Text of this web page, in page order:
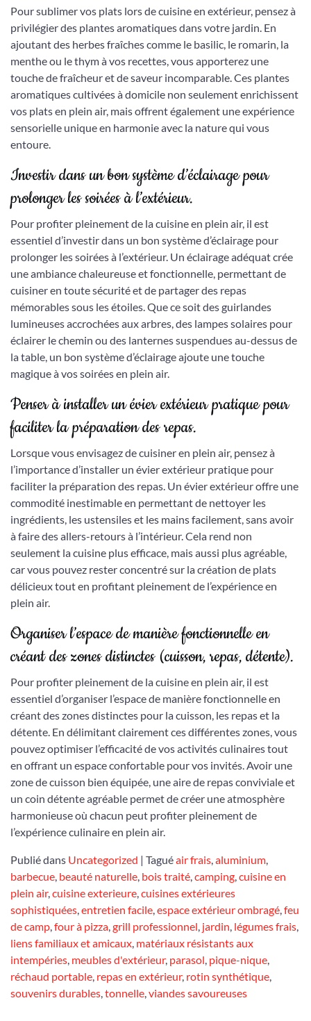
Pour sublimer vos plats lors de cuisine en extérieur, pensez à
privilégier des plantes aromatiques dans votre jardin. En
ajoutant des herbes fraîches comme le basilic, le romarin, la
menthe ou le thym à vos recettes, vous apporterez une
touche de fraîcheur et de saveur incomparable. Ces plantes
aromatiques cultivées à domicile non seulement enrichissent
vos plats en plein air, mais offrent également une expérience
sensorielle unique en harmonie avec la nature qui vous
entoure.
Investir dans un bon système d’éclairage pour
prolonger les soirées à l’extérieur.
Pour profiter pleinement de la cuisine en plein air, il est
essentiel d’investir dans un bon système d’éclairage pour
prolonger les soirées à l’extérieur. Un éclairage adéquat crée
une ambiance chaleureuse et fonctionnelle, permettant de
cuisiner en toute sécurité et de partager des repas
mémorables sous les étoiles. Que ce soit des guirlandes
lumineuses accrochées aux arbres, des lampes solaires pour
éclairer le chemin ou des lanternes suspendues au-dessus de
la table, un bon système d’éclairage ajoute une touche
magique à vos soirées en plein air.
Penser à installer un évier extérieur pratique pour
faciliter la préparation des repas.
Lorsque vous envisagez de cuisiner en plein air, pensez à
l’importance d’installer un évier extérieur pratique pour
faciliter la préparation des repas. Un évier extérieur offre une
commodité inestimable en permettant de nettoyer les
ingrédients, les ustensiles et les mains facilement, sans avoir
à faire des allers-retours à l’intérieur. Cela rend non
seulement la cuisine plus efficace, mais aussi plus agréable,
car vous pouvez rester concentré sur la création de plats
délicieux tout en profitant pleinement de l’expérience en
plein air.
Organiser l’espace de manière fonctionnelle en
créant des zones distinctes (cuisson, repas, détente).
Pour profiter pleinement de la cuisine en plein air, il est
essentiel d’organiser l’espace de manière fonctionnelle en
créant des zones distinctes pour la cuisson, les repas et la
détente. En délimitant clairement ces différentes zones, vous
pouvez optimiser l’efficacité de vos activités culinaires tout
en offrant un espace confortable pour vos invités. Avoir une
zone de cuisson bien équipée, une aire de repas conviviale et
un coin détente agréable permet de créer une atmosphère
harmonieuse où chacun peut profiter pleinement de
l’expérience culinaire en plein air.
Publié dans Uncategorized | Taguéair frais aluminium
barbecue beauté naturelle bois traité camping cuisine en
plein air, cuisine exterieure cuisines extérieures
sophistiquées entretien facile espace extérieur ombragé feu
de camp four à pizza grill professionnel jardin légumes frais
liens familiaux et amicaux matériaux résistants aux
intempéries meubles d'extérieur, parasol pique-nique
réchaud portable repas en extérieur, rotin synthétique
souvenirs durables tonnelle viandes savoureuses